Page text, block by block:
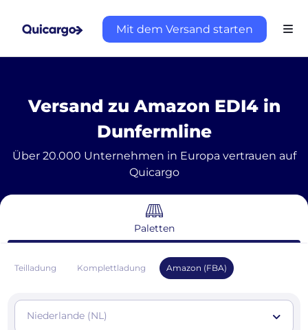
Mit dem Versand starten
Versand zu Amazon EDI4 in
Dunfermline
Über 20.000 Unternehmen in Europa vertrauen auf
Quicargo
Paletten
Teilladung Komplettladung Amazon (FBA)
Niederlande (NL)